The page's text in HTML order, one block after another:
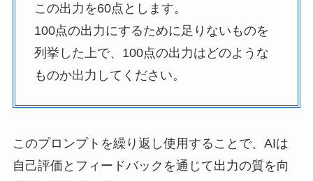
この出力を60点とします。
100点の出力にするために足りないものを
列挙した上で、100点の出力はどのような
ものか出力してください。
このプロンプトを繰り返し使用することで、AIは
自己評価とフィードバックを通じて出力の質を向